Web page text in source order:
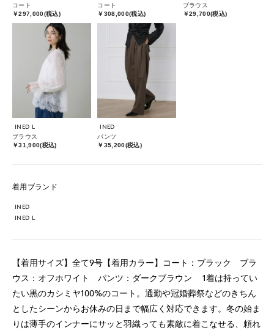
コート
￥297,000(税込)
コート
￥308,000(税込)
ブラウス
￥29,700(税込)
INED L
ブラウス
￥31,900(税込)
INED
パンツ
￥35,200(税込)
着用ブランド
INED
INED L
【着用サイズ】全て9号【着用カラー】コート：ブラック ブラ
ウス：オフホワイト パンツ：ダークブラウン 1着は持ってい
たい黒のカシミヤ100%のコート。通勤や冠婚葬祭などのきちん
としたシーンからお休みの日まで幅広く対応できます。冬の始ま
りは薄手のインナーにサッと羽織っても素敵に着こなせる、頼れ